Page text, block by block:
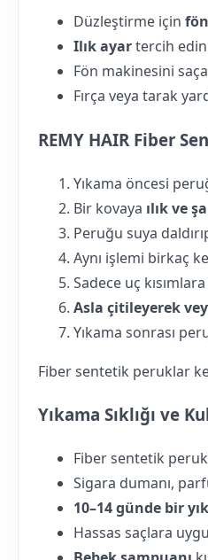
Düzleştirme için
Ilık ayartercih
Fön makinesini
Fırça veya tarak
REMY HAIR Fiber
Yıkama öncesi
Bir kovaya ılık ve
Peruğu suya
Aynı işlemi birkaç
Sadece uç kısımlara
Asla çitileyerek
Yıkama sonrası
Fiber sentetik peruklar
Yıkama Sıklığı ve
Fiber sentetik
Sigara dumanı,
10–14 günde bir
Hassas saçlara